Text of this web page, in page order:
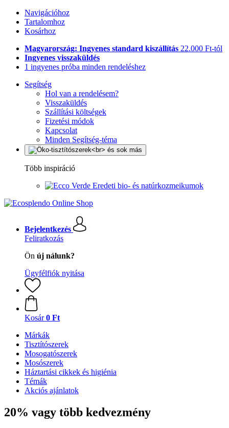
Navigációhoz
Tartalomhoz
Kosárhoz
Magyarország: Ingyenes standard kiszállítás 22.000 Ft-tól
Ingyenes visszaküldés
1 ingyenes próba minden rendeléshez
Segítség
Hol van a rendelésem?
Visszaküldés
Szállítási költségek
Fizetési módok
Kapcsolat
Minden Segítség-téma
Több inspiráció
Eredeti bio- és natúrkozmeikumok
Bejelentkezés
Feliratkozás
Ön új nálunk?
Ügyfélfiók nyitása
Kosár 0 Ft
Márkák
Tisztítószerek
Mosogatószerek
Mosószerek
Háztartási cikkek és higiénia
Témák
Akciós ajánlatok
20% vagy több kedvezmény